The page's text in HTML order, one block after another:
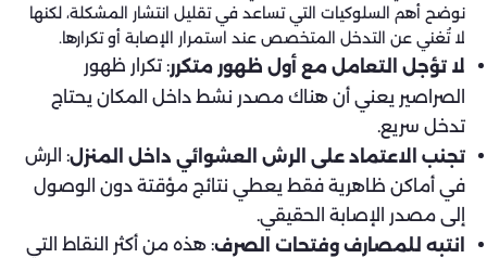
نوضح أهم السلوكيات التي تساعد في تقليل انتشار المشكلة، لكنها
لا تُغني عن التدخل المتخصص عند استمرار الإصابة أو تكرارها.
لا تؤجل التعامل مع أول ظهور متكرر: تكرار ظهور
الصراصير يعني أن هناك مصدر نشط داخل المكان يحتاج
تدخل سريع.
تجنب الاعتماد على الرش العشوائي داخل المنزل: الرش
في أماكن ظاهرية فقط يعطي نتائج مؤقتة دون الوصول
إلى مصدر الإصابة الحقيقي.
انتبه للمصارف وفتحات الصرف: هذه من أكثر النقاط التي